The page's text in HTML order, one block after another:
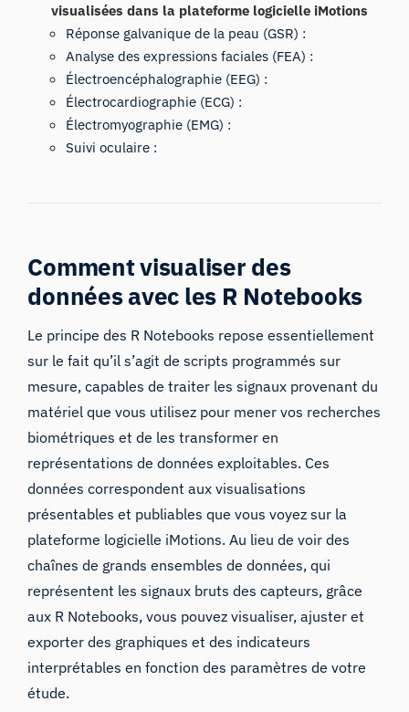
visualisées dans la plateforme logicielle iMotions
Réponse galvanique de la peau (GSR) :
Analyse des expressions faciales (FEA) :
Électroencéphalographie (EEG) :
Électrocardiographie (ECG) :
Électromyographie (EMG) :
Suivi oculaire :
Comment visualiser des
données avec les R Notebooks
Le principe des R Notebooks repose essentiellement
sur le fait qu’il s’agit de scripts programmés sur
mesure, capables de traiter les signaux provenant du
matériel que vous utilisez pour mener vos recherches
biométriques et de les transformer en
représentations de données exploitables. Ces
données correspondent aux visualisations
présentables et publiables que vous voyez sur la
plateforme logicielle iMotions. Au lieu de voir des
chaînes de grands ensembles de données, qui
représentent les signaux bruts des capteurs, grâce
aux R Notebooks, vous pouvez visualiser, ajuster et
exporter des graphiques et des indicateurs
interprétables en fonction des paramètres de votre
étude.